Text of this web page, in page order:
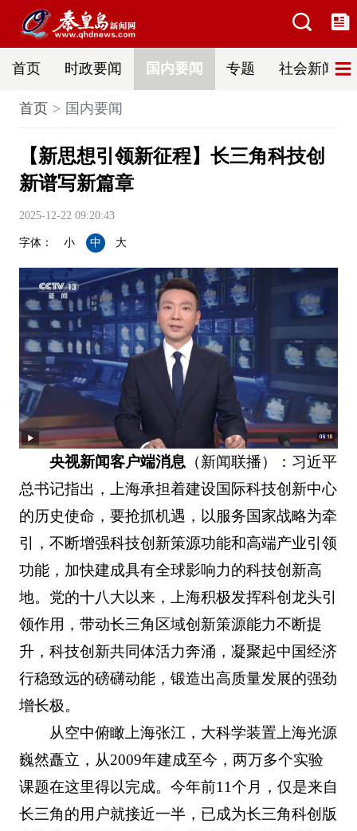
首页 时政要闻 国内要闻 专题 社会新闻
首页 国内要闻
【新思想引领新征程】长三角科技创
新谱写新篇章
2025-12-22 09:20:43
字体： 小 中 大
央视新闻客户端消息 （新闻联播）：习近平
总书记指出，上海承担着建设国际科技创新中心
的历史使命，要抢抓机遇，以服务国家战略为牵
引，不断增强科技创新策源功能和高端产业引领
功能，加快建成具有全球影响力的科技创新高
地。党的十八大以来，上海积极发挥科创龙头引
领作用，带动长三角区域创新策源能力不断提
升，科技创新共同体活力奔涌，凝聚起中国经济
行稳致远的磅礴动能，锻造出高质量发展的强劲
增长极。
从空中俯瞰上海张江，大科学装置上海光源
巍然矗立，从2009年建成至今，两万多个实验
课题在这里得以完成。今年前11个月，仅是来自
长三角的用户就接近一半，已成为长三角科创版